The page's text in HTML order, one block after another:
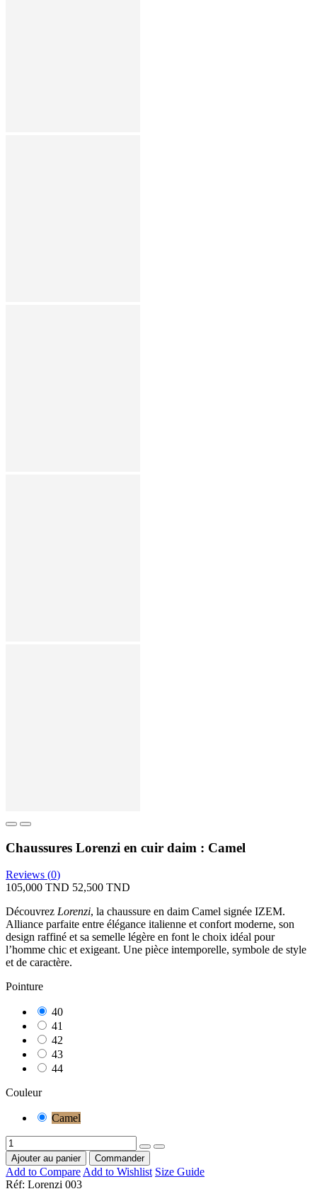
Chaussures Lorenzi en cuir daim : Camel
Reviews (0)
105,000 TND 52,500 TND
Découvrez Lorenzi, la chaussure en daim Camel signée IZEM.
Alliance parfaite entre élégance italienne et confort moderne, son
design raffiné et sa semelle légère en font le choix idéal pour
l’homme chic et exigeant. Une pièce intemporelle, symbole de style
et de caractère.
Pointure
40
41
42
43
44
Couleur
Camel
Ajouter au panier Commander
Add to CompareAdd to Wishlist Size Guide
Réf: Lorenzi 003